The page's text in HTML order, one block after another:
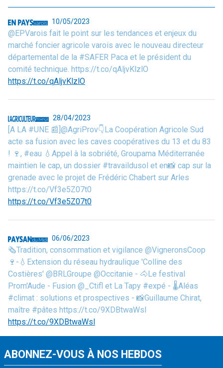
10/05/2023
@EPVarois fait le point sur les tendances et enjeux du
marché foncier agricole varois avec le nouveau directeur
départemental de la #SAFER Paca et le président du
comité technique. https://t.co/qAljvKlzlO
https://t.co/qAljvKlzlO
28/04/2023
[A LA #UNE 📰]@AgriProv👇La Coopération Agricole Sud
acte sa fusion avec les caves coopératives du 13 et du 83
! 🍷, #eau 💧Appel à la sobriété, Groupama Méditerranée
maintien le cap, un dossier #travaildusol et en📸 cap sur la
grenade avec le projet de Frédéric Chabert sur Arles
https://t.co/Vf3e5Z07t0
https://t.co/Vf3e5Z07t0
06/06/2023
🗞️Tradition, consommation et vigilance @VigneronsCoop
🍷-💧Extension du réseau hydraulique 'Colline des
Costières' @BRLGroupe @Occitanie - 🐴Le festival
Prom'Aude - Fusion @_Ctifl et La Tapy #expé - 🌡️Aléas
#climat : solutions et prospectives - 📸Guillaume Chirat,
maître #pâtes https://t.co/9XDBtwaWsl
https://t.co/9XDBtwaWsl
ABONNEZ-VOUS À NOS HEBDOS